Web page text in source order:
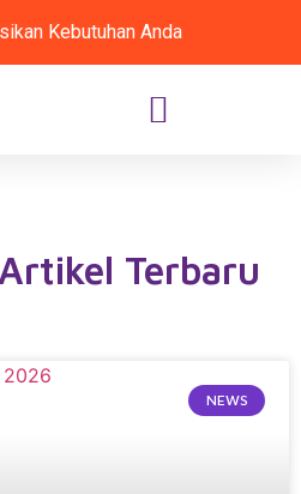
Kebutuhan Anda
Terbaru
NEWS